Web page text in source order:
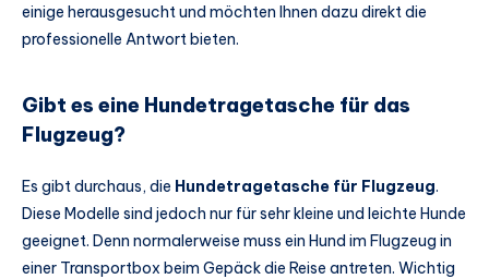
einige herausgesucht und möchten Ihnen dazu direkt die
professionelle Antwort bieten.
Gibt es eine Hundetragetasche für das
Flugzeug?
Es gibt durchaus, die Hundetragetasche für Flugzeug.
Diese Modelle sind jedoch nur für sehr kleine und leichte Hunde
geeignet. Denn normalerweise muss ein Hund im Flugzeug in
einer Transportbox beim Gepäck die Reise antreten. Wichtig